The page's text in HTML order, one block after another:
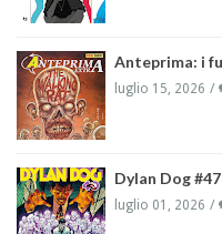
Anteprima: i
luglio 15, 2026
Dylan Dog
luglio 01, 2026